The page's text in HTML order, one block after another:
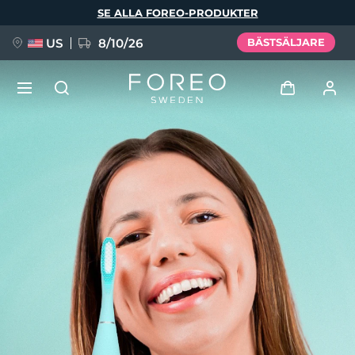
SE ALLA FOREO-PRODUKTER
US 8/10/26 BÄSTSÄLJARE
Användarprofil
Mina enheter
Mina beställningar
Mina adresser
Mina prenumerationer
FAQ™ Pure Beauty-Tech Elixir
BREAKING NEWS
issa™ Teeth Whitening Set
Deutsch
Español
Français
Italiano
Português
Svenska
Русский
简体中文 繁體中文